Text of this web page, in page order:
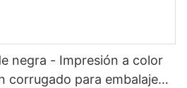
negra - Impresión a color
corrugado para embalaje